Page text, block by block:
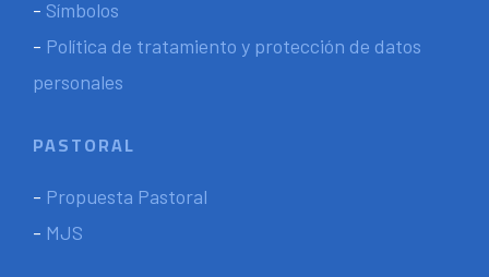
- Símbolos
- Política de tratamiento y protección de datos
personales
PASTORAL
- Propuesta Pastoral
- MJS